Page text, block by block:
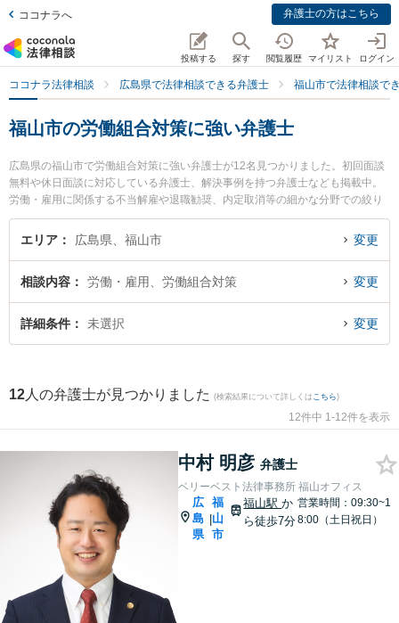
ココナラへ 弁護士の方はこちら
投稿する 探す 閲覧履歴 マイリスト ログイン
ココナラ法律相談 広島県で法律相談できる弁護士 福山市で法律相談で
福山市の労働組合対策に強い弁護士
広島県の福山市で労働組合対策に強い弁護士が12名見つかりました。初回面談
無料や休日面談に対応している弁護士、解決事例を持つ弁護士なども掲載中。
労働・雇用に関係する不当解雇や退職勧奨、内定取消等の細かな分野での絞り
込み検索もでき便利です。特にベリーベスト法律事務所 福山オフィスの中村 明
彦弁護士やベリーベスト法律事務所 福山オフィスの古謝 秀之弁護士、弁護士法
のトラブルを今すぐに弁護士に相談したい』『労働組合対策のトラブル解決の
実績豊富な近くの弁護士を検索したい』『初回相談無料で労働組合対策を法律
相談できる福山市内の弁護士に相談予約したい』などでお困りの相談者さんに
エリア 広島県、福山市 変更
相談内容 労働・雇用、労働組合対策 変更
詳細条件 未選択 変更
12 人の弁護士が見つかりました (検索結果について詳しくは こちら)
12件中 1-12件を表示
中村 明彦 弁護士
ベリーベスト法律事務所 福山オフィス
広
島
県
|
福
山
市
福山駅か
ら徒歩7分
営業時間：09:30~1
8:00（土日祝日）